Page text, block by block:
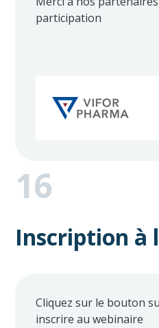
participation
16
Inscription à
Cliquez sur le bouton
inscrire au webinaire